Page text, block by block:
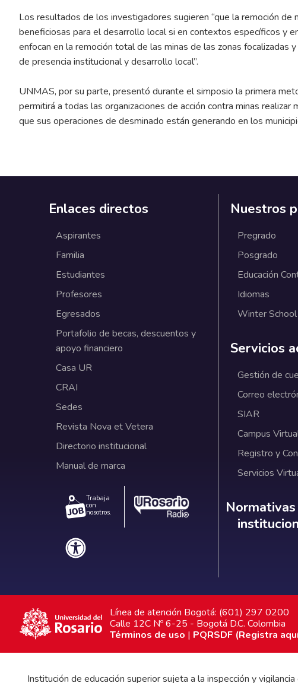
Los resultados de los investigadores sugieren “que la remoción de
beneficiosas para el desarrollo local si en contextos específicos y
enfocan en la remoción total de las minas de las zonas focalizadas
de presencia institucional y desarrollo local”.
UNMAS, por su parte, presentó durante el simposio la primera
permitirá a todas las organizaciones de acción contra minas
que sus operaciones de desminado están generando en los
Enlaces directos
Aspirantes
Familia
Estudiantes
Profesores
Egresados
Portafolio de becas, descuentos y
apoyo financiero
Casa UR
CRAI
Sedes
Revista Nova et Vetera
Directorio institucional
Manual de marca
Trabaja
con
nosotros.
Nuestros
Pregrado
Posgrado
Educación
Idiomas
Winter School
Servicios
Gestión de
Correo
SIAR
Campus
Registro y
Servicios
Línea de atención Bogotá: (601) 297 0200
Calle 12C Nº 6-25 - Bogotá D.C. Colombia
Términos de uso | PQRSDF (Registra
Institución de educación superior sujeta a la inspección y